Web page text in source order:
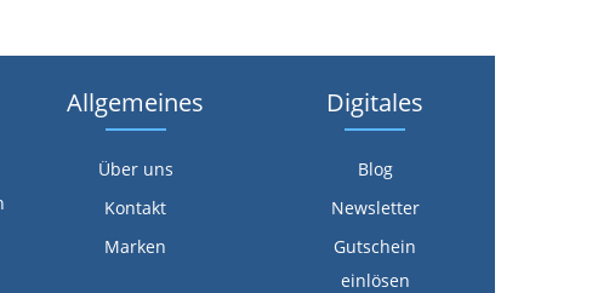
Allgemeines
Über uns
Kontakt
Marken
Digitales
Blog
Newsletter
Gutschein
einlösen